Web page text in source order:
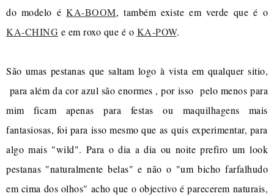
do modelo éKA-BOOM, também existe em verde que é o
KA-CHING e em roxo que é o KA-POW.
São umas pestanas que saltam logo à vista em qualquer sitio,
para além da cor azul são enormes , por isso pelo menos para
mim ficam apenas para festas ou maquilhagens mais
fantasiosas, foi para isso mesmo que as quis experimentar, para
algo mais "wild". Para o dia a dia ou noite prefiro um look
pestanas "naturalmente belas" e não o "um bicho farfalhudo
em cima dos olhos" acho que o objectivo é parecerem naturais,